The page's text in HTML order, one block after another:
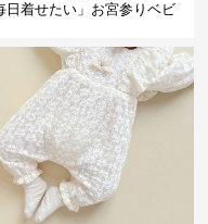
日着せたい」お宮参りベビ